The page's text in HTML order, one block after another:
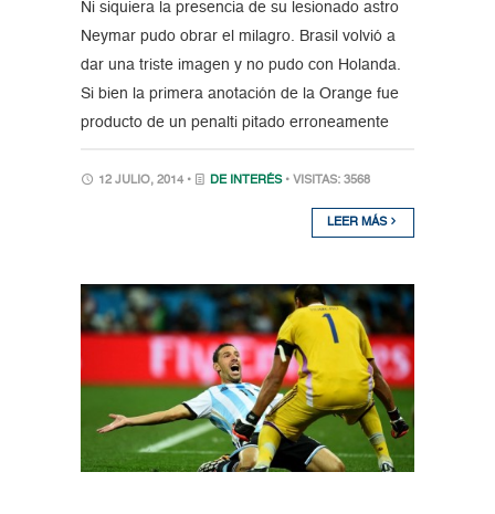
Ni siquiera la presencia de su lesionado astro
Neymar pudo obrar el milagro. Brasil volvió a
dar una triste imagen y no pudo con Holanda.
Si bien la primera anotación de la Orange fue
producto de un penalti pitado erroneamente
12 JULIO, 2014 • DE INTERÉS • VISITAS: 3568
LEER MÁS